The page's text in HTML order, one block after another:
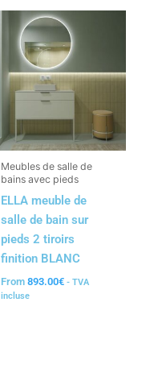
Meubles de salle de
bains avec pieds
ELLA meuble de
salle de bain sur
pieds 2 tiroirs
finition BLANC
From 893.00€ - TVA
incluse